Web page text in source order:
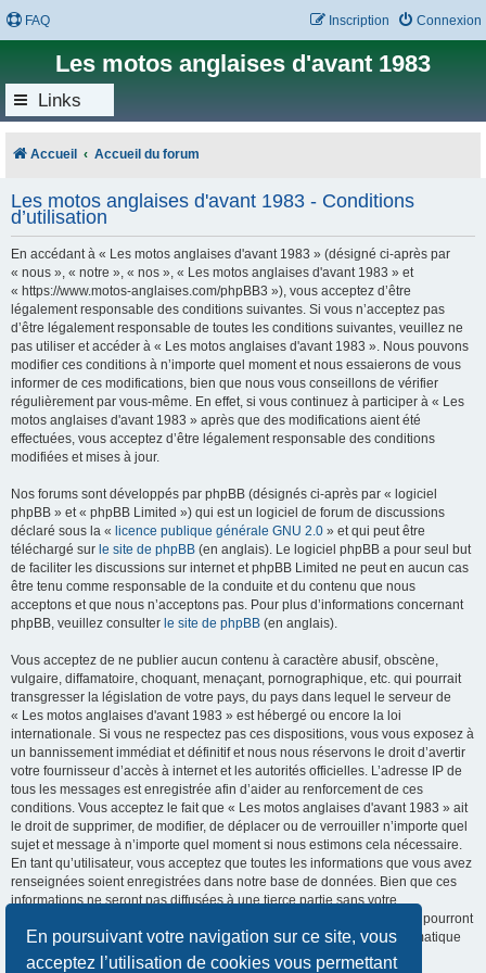
En poursuivant votre navigation sur ce site, vous
acceptez l’utilisation de cookies vous permettant
FAQ Connexion
Inscription
Les motos anglaises d'avant 1983
Links
Accueil Accueil du forum
Les motos anglaises d'avant 1983 - Conditions
d’utilisation
En accédant à « Les motos anglaises d'avant 1983 » (désigné ci-après par
« nous », « notre », « nos », « Les motos anglaises d'avant 1983 » et
« https://www.motos-anglaises.com/phpBB3 »), vous acceptez d’être
légalement responsable des conditions suivantes. Si vous n’acceptez pas
d’être légalement responsable de toutes les conditions suivantes, veuillez ne
pas utiliser et accéder à « Les motos anglaises d'avant 1983 ». Nous pouvons
modifier ces conditions à n’importe quel moment et nous essaierons de vous
informer de ces modifications, bien que nous vous conseillons de vérifier
régulièrement par vous-même. En effet, si vous continuez à participer à « Les
motos anglaises d'avant 1983 » après que des modifications aient été
effectuées, vous acceptez d’être légalement responsable des conditions
modifiées et mises à jour.
Nos forums sont développés par phpBB (désignés ci-après par « logiciel
phpBB » et « phpBB Limited ») qui est un logiciel de forum de discussions
déclaré sous la « licence publique générale GNU 2.0 » et qui peut être
téléchargé sur le site de phpBB (en anglais). Le logiciel phpBB a pour seul but
de faciliter les discussions sur internet et phpBB Limited ne peut en aucun cas
être tenu comme responsable de la conduite et du contenu que nous
acceptons et que nous n’acceptons pas. Pour plus d’informations concernant
phpBB, veuillez consulter le site de phpBB (en anglais).
Vous acceptez de ne publier aucun contenu à caractère abusif, obscène,
vulgaire, diffamatoire, choquant, menaçant, pornographique, etc. qui pourrait
transgresser la législation de votre pays, du pays dans lequel le serveur de
« Les motos anglaises d'avant 1983 » est hébergé ou encore la loi
internationale. Si vous ne respectez pas ces dispositions, vous vous exposez à
un bannissement immédiat et définitif et nous nous réservons le droit d’avertir
votre fournisseur d’accès à internet et les autorités officielles. L’adresse IP de
tous les messages est enregistrée afin d’aider au renforcement de ces
conditions. Vous acceptez le fait que « Les motos anglaises d'avant 1983 » ait
le droit de supprimer, de modifier, de déplacer ou de verrouiller n’importe quel
sujet et message à n’importe quel moment si nous estimons cela nécessaire.
En tant qu’utilisateur, vous acceptez que toutes les informations que vous avez
renseignées soient enregistrées dans notre base de données. Bien que ces
informations ne seront pas diffusées à une tierce partie sans votre
consentement, ni « Les motos anglaises d'avant 1983 », ni phpBB, ne pourront
être tenus comme responsables en cas de tentative de piratage informatique
visant à compromettre vos données.